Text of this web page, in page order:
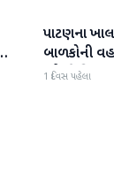
પાટણ
પાટણના
બાળકોની
'એ' ડિવિઝન
1 દિવસ પહેલા